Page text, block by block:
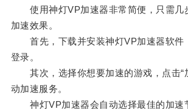
使用神灯VP加速器非常简便，只需几
加速效果。
首先，下载并安装神灯VP加速器软件
登录。
其次，选择你想要加速的游戏，点击“
动加速服务。
神灯VP加速器会自动选择最佳的加速